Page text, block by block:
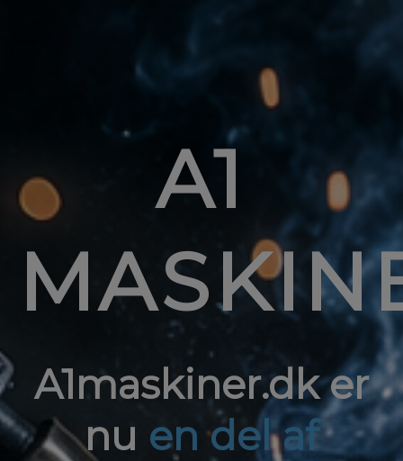
A1
A1maskiner.dk er
nu en del af